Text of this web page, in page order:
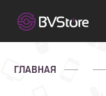
ГЛАВНАЯ